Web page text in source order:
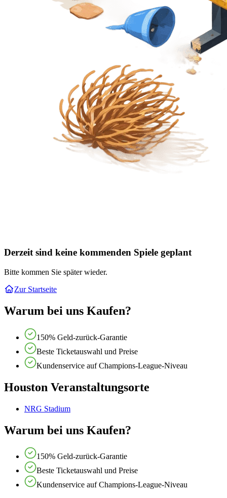
Derzeit sind keine kommenden Spiele geplant
Bitte kommen Sie später wieder.
Zur Startseite
Warum bei uns Kaufen?
150% Geld-zurück-Garantie
Beste Ticketauswahl und Preise
Kundenservice auf Champions-League-Niveau
Houston Veranstaltungsorte
NRG Stadium
Warum bei uns Kaufen?
150% Geld-zurück-Garantie
Beste Ticketauswahl und Preise
Kundenservice auf Champions-League-Niveau